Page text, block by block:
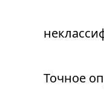
Точное